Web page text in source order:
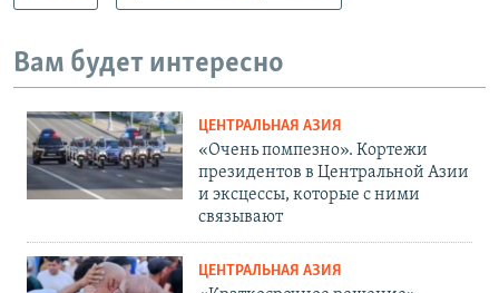
Вам будет интересно
ЦЕНТРАЛЬНАЯ АЗИЯ
«Очень помпезно». Кортежи
президентов в Центральной Азии
и эксцессы, которые с ними
связывают
ЦЕНТРАЛЬНАЯ АЗИЯ